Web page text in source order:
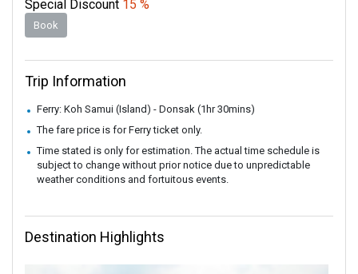
Special Discount 15 %
Book
Trip Information
Ferry: Koh Samui (Island) - Donsak (1hr 30mins)
The fare price is for Ferry ticket only.
Time stated is only for estimation. The actual time schedule is
subject to change without prior notice due to unpredictable
weather conditions and fortuitous events.
Destination Highlights